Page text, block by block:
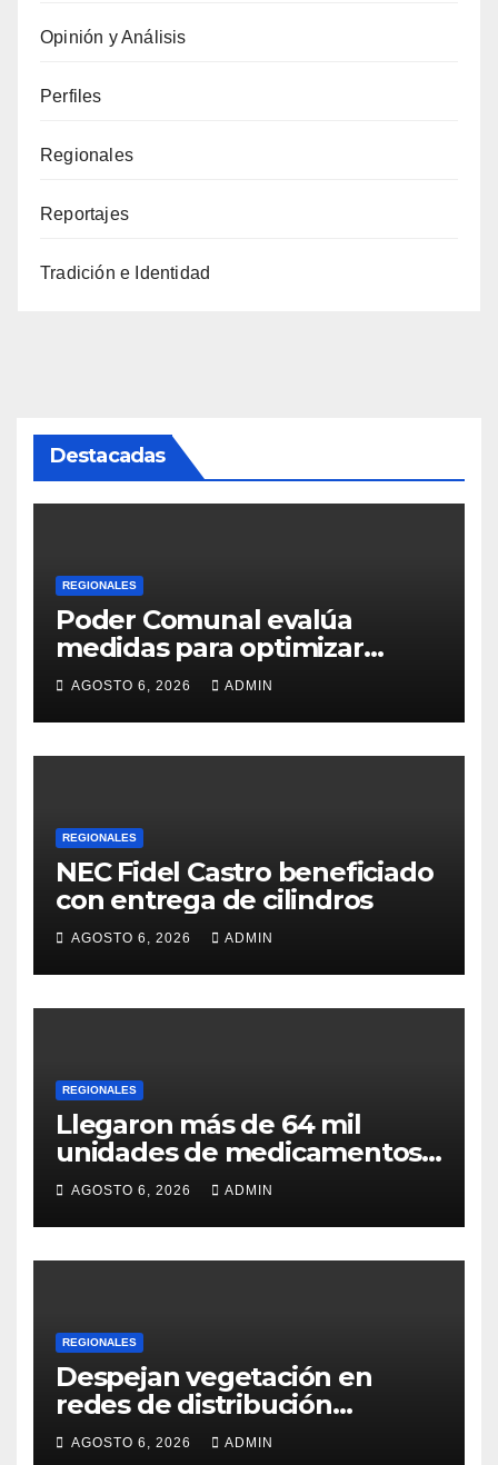
Opinión y Análisis
Perfiles
Regionales
Reportajes
Tradición e Identidad
Destacadas
REGIONALES
Poder Comunal evalúa
medidas para optimizar
servicio de agua
AGOSTO 6, 2026 ADMIN
REGIONALES
NEC Fidel Castro beneficiado
con entrega de cilindros
AGOSTO 6, 2026 ADMIN
REGIONALES
Llegaron más de 64 mil
unidades de medicamentos
e insumos
AGOSTO 6, 2026 ADMIN
REGIONALES
Despejan vegetación en
redes de distribución
eléctrica
AGOSTO 6, 2026 ADMIN